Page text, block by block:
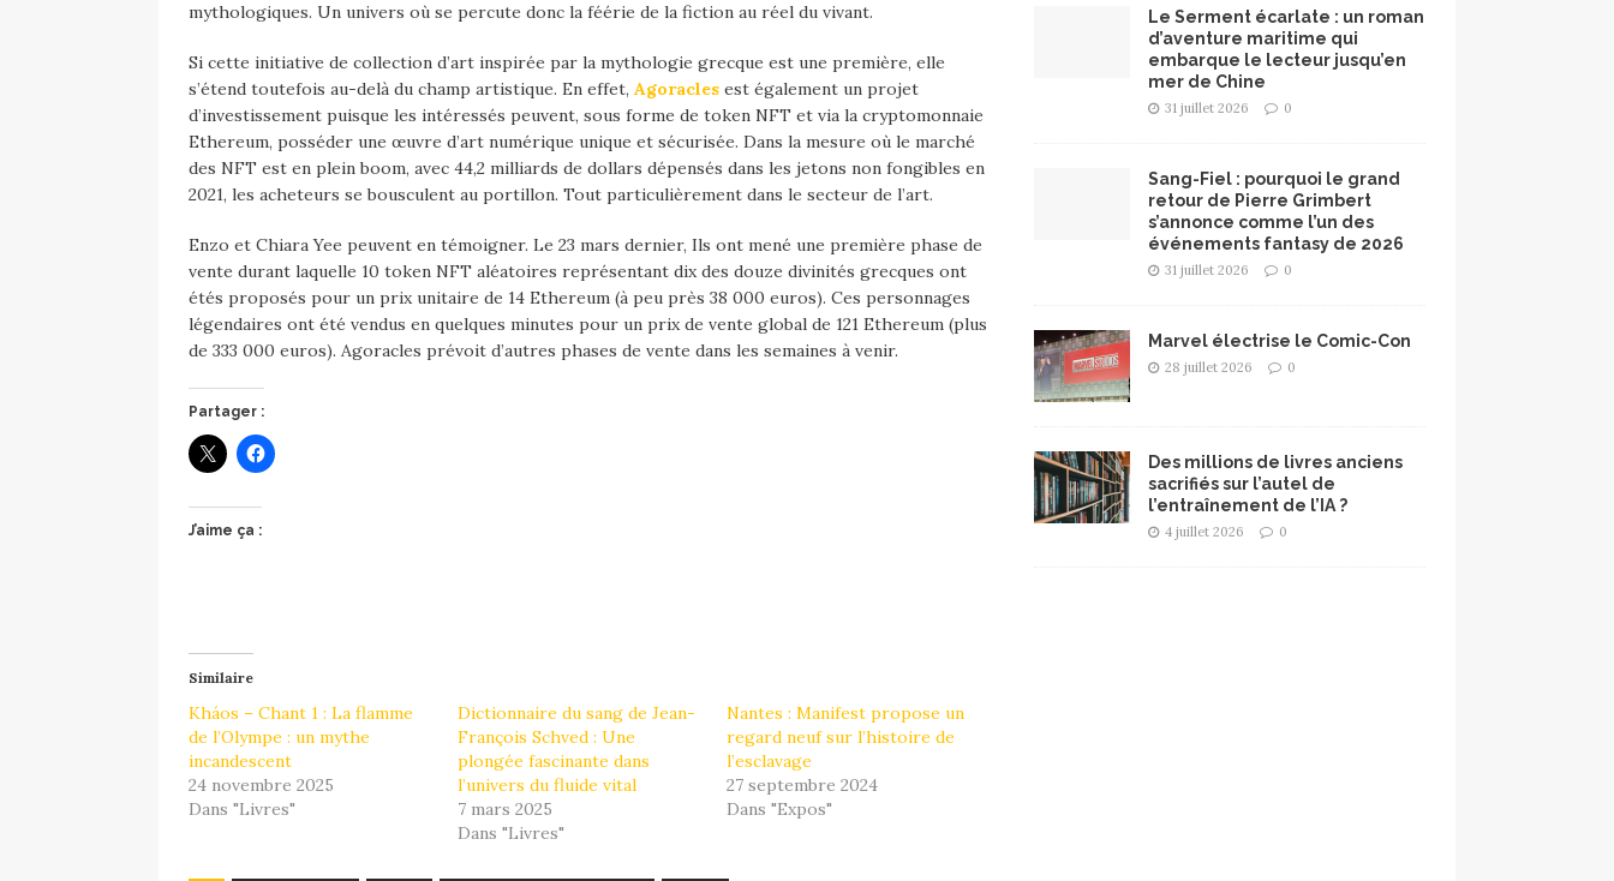
mythologiques. Un univers où se percute donc la féérie de la fiction au réel du vivant.
Si cette initiative de collection d’art inspirée par la mythologie grecque est une première, elle
s’étend toutefois au-delà du champ artistique. En effet, Agoracles est également un projet
d’investissement puisque les intéressés peuvent, sous forme de token NFT et via la cryptomonnaie
Ethereum, posséder une œuvre d’art numérique unique et sécurisée. Dans la mesure où le marché
des NFT est en plein boom, avec 44,2 milliards de dollars dépensés dans les jetons non fongibles en
2021, les acheteurs se bousculent au portillon. Tout particulièrement dans le secteur de l’art.
Enzo et Chiara Yee peuvent en témoigner. Le 23 mars dernier, Ils ont mené une première phase de
vente durant laquelle 10 token NFT aléatoires représentant dix des douze divinités grecques ont
étés proposés pour un prix unitaire de 14 Ethereum (à peu près 38 000 euros). Ces personnages
légendaires ont été vendus en quelques minutes pour un prix de vente global de 121 Ethereum (plus
de 333 000 euros). Agoracles prévoit d’autres phases de vente dans les semaines à venir.
Partager :
J’aime ça :
Similaire
Kháos – Chant 1 : La flamme
de l’Olympe : un mythe
incandescent
24 novembre 2025
Dans "Livres"
Dictionnaire du sang de Jean-
François Schved : Une
plongée fascinante dans
l’univers du fluide vital
7 mars 2025
Dans "Livres"
Nantes : Manifest propose un
regard neuf sur l’histoire de
l’esclavage
27 septembre 2024
Dans "Expos"
Le Serment écarlate : un roman
d’aventure maritime qui
embarque le lecteur jusqu’en
mer de Chine
31 juillet 2026 0
Sang-Fiel : pourquoi le grand
retour de Pierre Grimbert
s’annonce comme l’un des
événements fantasy de 2026
31 juillet 2026 0
Marvel électrise le Comic-Con
28 juillet 2026 0
Des millions de livres anciens
sacrifiés sur l’autel de
l’entraînement de l’IA ?
4 juillet 2026 0